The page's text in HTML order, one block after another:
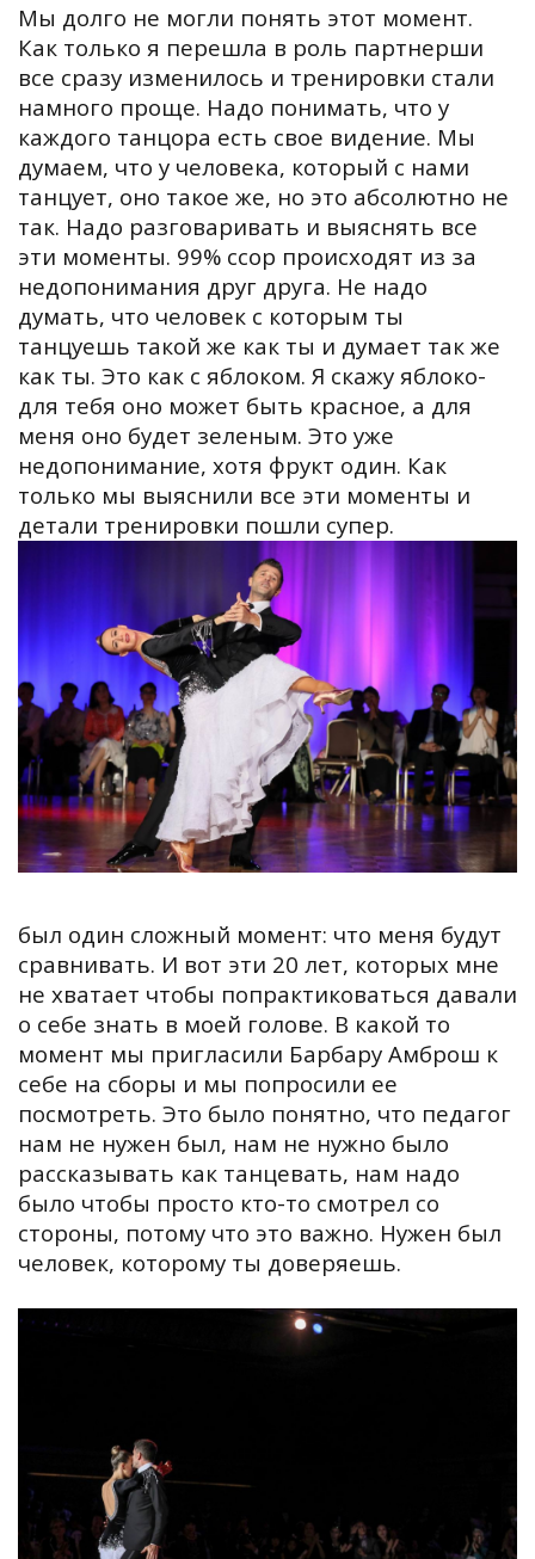
Мы долго не могли понять этот момент.
Как только я перешла в роль партнерши
все сразу изменилось и тренировки стали
намного проще. Надо понимать, что у
каждого танцора есть свое видение. Мы
думаем, что у человека, который с нами
танцует, оно такое же, но это абсолютно не
так. Надо разговаривать и выяснять все
эти моменты. 99% ссор происходят из за
недопонимания друг друга. Не надо
думать, что человек с которым ты
танцуешь такой же как ты и думает так же
как ты. Это как с яблоком. Я скажу яблоко-
для тебя оно может быть красное, а для
меня оно будет зеленым. Это уже
недопонимание, хотя фрукт один. Как
только мы выяснили все эти моменты и
детали тренировки пошли супер.
был один сложный момент: что меня будут
сравнивать. И вот эти 20 лет, которых мне
не хватает чтобы попрактиковаться давали
о себе знать в моей голове. В какой то
момент мы пригласили Барбару Амброш к
себе на сборы и мы попросили ее
посмотреть. Это было понятно, что педагог
нам не нужен был, нам не нужно было
рассказывать как танцевать, нам надо
было чтобы просто кто-то смотрел со
стороны, потому что это важно. Нужен был
человек, которому ты доверяешь.